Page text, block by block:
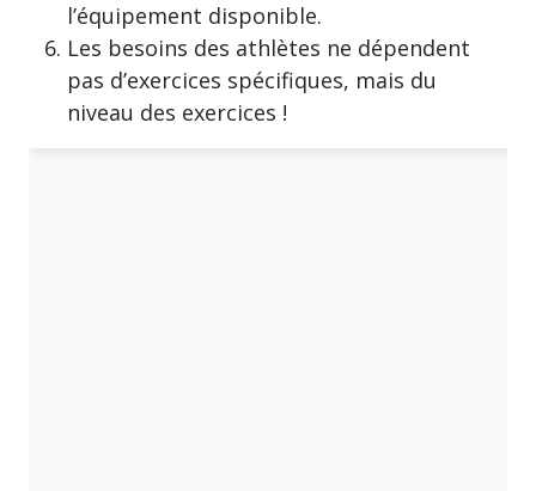
l’équipement disponible.
Les besoins des athlètes ne dépendent
pas d’exercices spécifiques, mais du
niveau des exercices !